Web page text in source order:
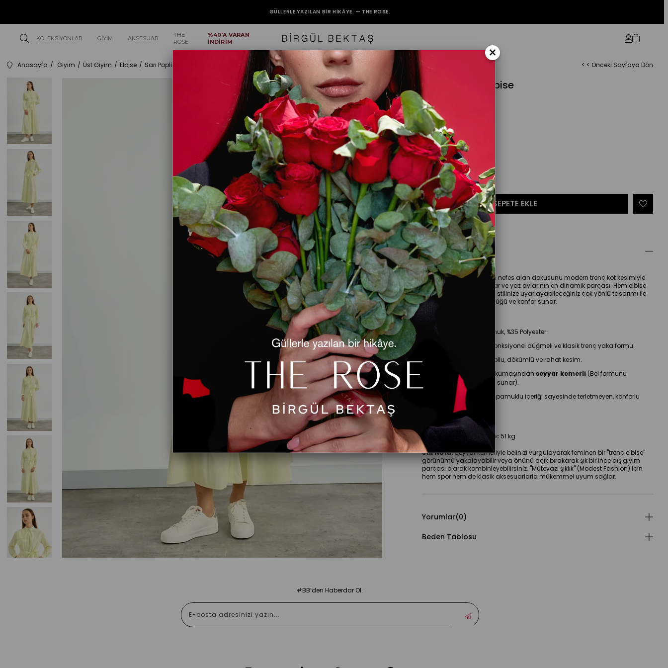
GÜLLERLE YAZILAN BIR HIKÂYE. — THE ROSE.
2000₺ VE ÜZERİ ALIŞVERİŞLERİNİZDE KARGO BEDAVA.
KOLEKSIYONLAR GIYIM AKSESUAR
THE
ROSE
%40'A VARAN
İNDİRİM
Anasayfa Giyim Üst Giyim Elbise Sarı Poplin Trenç Elbise < < Önceki Sayfaya Dön
Sarı Poplin Trenç Elbise
İndirim Oranı
₺1.449,90 ₺1.199,90
Beden
1(36/38) 2(40/42)
Ürün Özellikleri
Pamuklu poplin kumaşın nefes alan dokusunu modern trenç kot kesimiyle
birleştiren bu elbise, bahar ve yaz aylarının en dinamik parçası. Hem elbise
hem de dış giyim olarak stilinize uyarlayabileceğiniz çok yönlü tasarımı ile
gün boyu hareket özgürlüğü ve konfor sunar.
Ürün Özellikleri
%65 Pamuk, %35 Polyester.
Boydan fonksiyonel düğmeli ve klasik trenç yaka formu.
Uzun kollu, dökümlü ve rahat kesim.
Aksesuar:
Kendi kumaşından seyyar kemerli (Bel formunu
ayarlama imkanı sunar).
Kalıp:
Tam kalıp; pamuklu içeriği sayesinde terletmeyen, konforlu
yapı.
Model Bilgileri
Kilo: 51 kg
Stil Notu: Seyyar kemeriyle belinizi vurgulayarak feminen bir "trenç elbise"
görünümü yakalayabilir veya önünü açık bırakarak şık bir ince dış giyim
parçası olarak kombinleyebilirsiniz. "Mütevazı şıklık" (Modest Fashion) için
hem spor hem de klasik aksesuarlarla mükemmel uyum sağlar.
Yorumlar(0)
Beden Tablosu
#BB’den Haberdar Ol.
×